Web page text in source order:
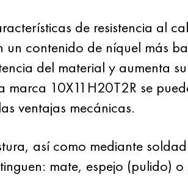
de resistencia al
contenido de níquel más
del material y aumenta
marca 10X11H20T2R se
ventajas mecánicas.
así como mediante
mate, espejo (pulido)